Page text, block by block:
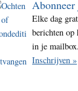
Abonneer
Elke dag
berichten op
in je mailbox.
Inschrijven »